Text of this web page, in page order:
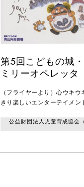
第5回こどもの城
ミリーオペレッタ
つ」
（フライヤーより）心ウキ
きり楽しいエンターテイメン
事件が起こった！「あやつ
だ。こりゃ大変だァ！犯人
の猿飛ゴンスケだ！そこで
公益財団法人児童育成協会